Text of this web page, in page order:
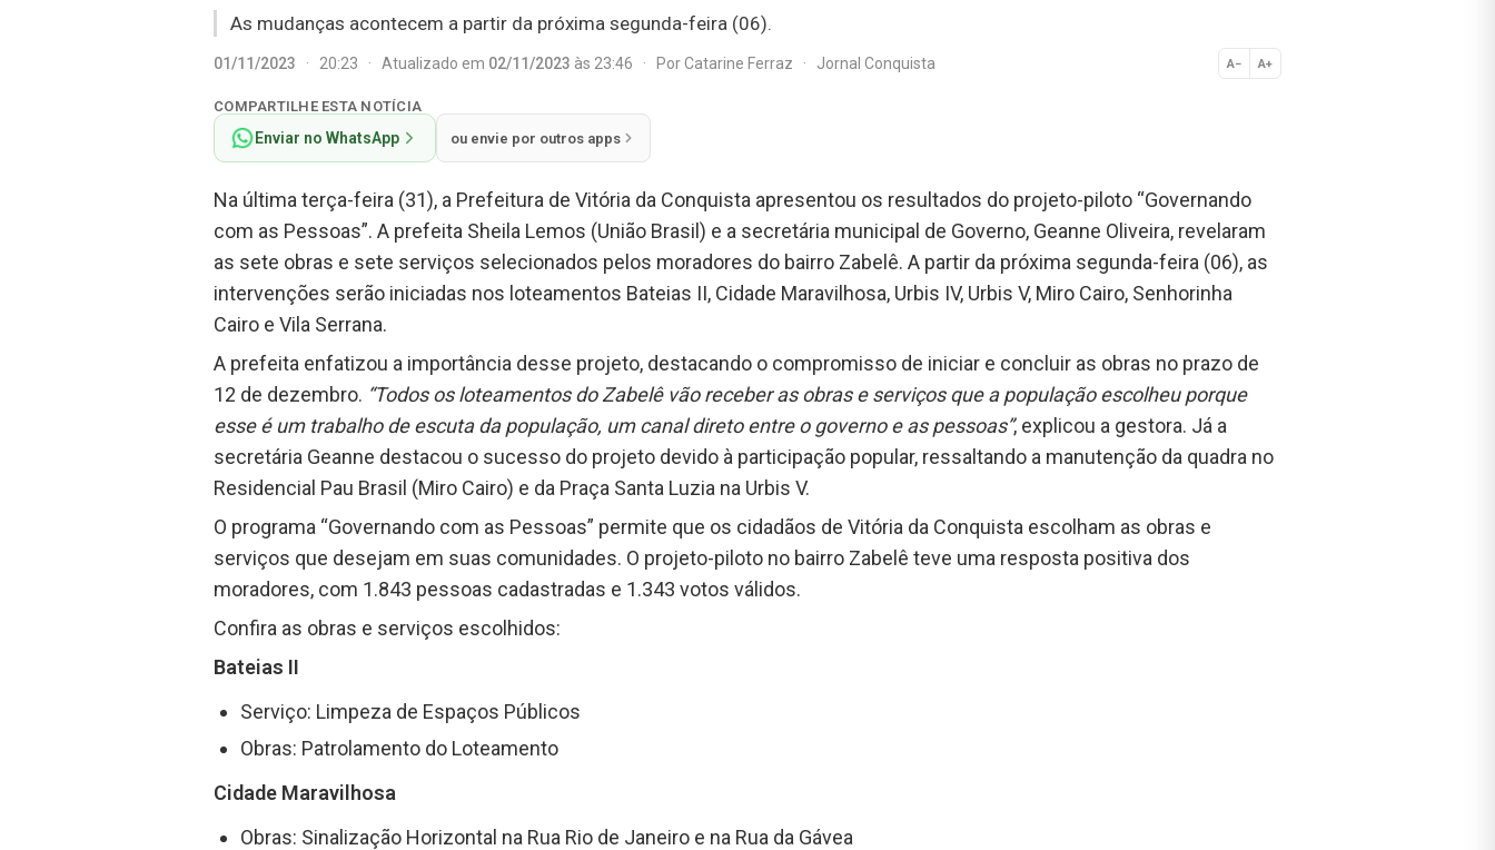
As mudanças acontecem a partir da próxima segunda-feira (06).
01/11/2023 · 20:23 · Atualizado em 02/11/2023 às 23:46 · PorCatarine Ferraz · Jornal Conquista A− A+
Normal
COMPARTILHE ESTA NOTÍCIA
Enviar no WhatsApp ou envie por outros apps
Na última terça-feira (31), a Prefeitura de Vitória da Conquista apresentou os resultados do projeto-piloto “Governando
com as Pessoas”. A prefeita Sheila Lemos (União Brasil) e a secretária municipal de Governo, Geanne Oliveira, revelaram
as sete obras e sete serviços selecionados pelos moradores do bairro Zabelê. A partir da próxima segunda-feira (06), as
intervenções serão iniciadas nos loteamentos Bateias II, Cidade Maravilhosa, Urbis IV, Urbis V, Miro Cairo, Senhorinha
Cairo e Vila Serrana.
A prefeita enfatizou a importância desse projeto, destacando o compromisso de iniciar e concluir as obras no prazo de
12 de dezembro. “Todos os loteamentos do Zabelê vão receber as obras e serviços que a população escolheu porque
esse é um trabalho de escuta da população, um canal direto entre o governo e as pessoas”, explicou a gestora. Já a
secretária Geanne destacou o sucesso do projeto devido à participação popular, ressaltando a manutenção da quadra no
Residencial Pau Brasil (Miro Cairo) e da Praça Santa Luzia na Urbis V.
O programa “Governando com as Pessoas” permite que os cidadãos de Vitória da Conquista escolham as obras e
serviços que desejam em suas comunidades. O projeto-piloto no bairro Zabelê teve uma resposta positiva dos
moradores, com 1.843 pessoas cadastradas e 1.343 votos válidos.
Confira as obras e serviços escolhidos:
Bateias II
Serviço: Limpeza de Espaços Públicos
Obras: Patrolamento do Loteamento
Cidade Maravilhosa
Obras: Sinalização Horizontal na Rua Rio de Janeiro e na Rua da Gávea